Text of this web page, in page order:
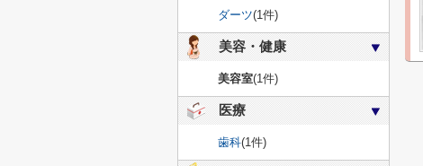
ダーツ(1件)
美容・健康
美容室(1件)
医療
歯科(1件)